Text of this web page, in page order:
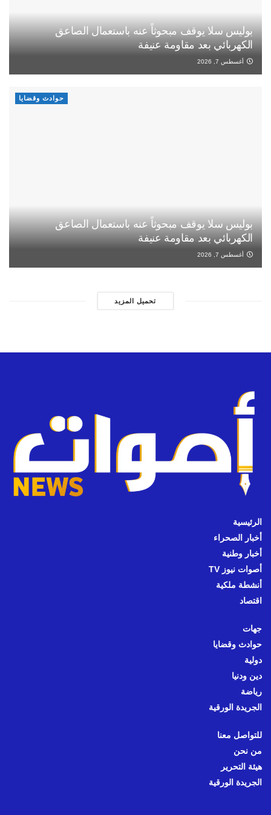
بوليس سلا يوقف مبحوثاً عنه باستعمال الصاعق
الكهربائي بعد مقاومة عنيفة
أغسطس 7, 2026
حوادث وقضايا
بوليس سلا يوقف مبحوثاً عنه باستعمال الصاعق
الكهربائي بعد مقاومة عنيفة
أغسطس 7, 2026
تحميل المزيد
الرئيسية
أخبار الصحراء
أخبار وطنية
أصوات نيوز TV
أنشطة ملكية
اقتصاد
جهات
حوادث وقضايا
دولية
دين ودنيا
رياضة
الجريدة الورقية
للتواصل معنا
من نحن
هيئة التحرير
الجريدة الورقية